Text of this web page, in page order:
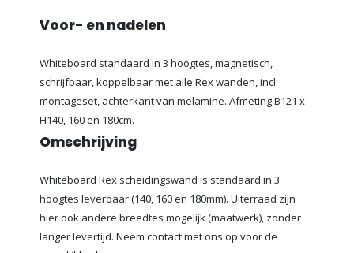
Voor- en nadelen
Whiteboard standaard in 3 hoogtes, magnetisch,
schrijfbaar, koppelbaar met alle Rex wanden, incl.
montageset, achterkant van melamine. Afmeting B121 x
H140, 160 en 180cm.
Omschrijving
Whiteboard Rex scheidingswand is standaard in 3
hoogtes leverbaar (140, 160 en 180mm). Uiterraad zijn
hier ook andere breedtes mogelijk (maatwerk), zonder
langer levertijd. Neem contact met ons op voor de